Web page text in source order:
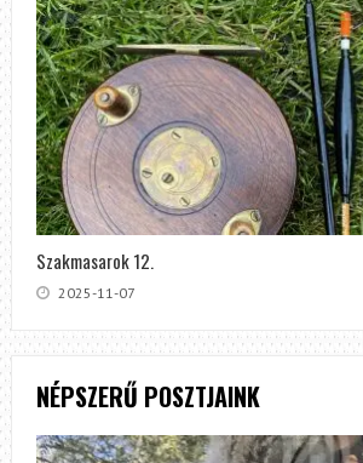
Szakmasarok 12.
2025-11-07
NÉPSZERŰ POSZTJAINK